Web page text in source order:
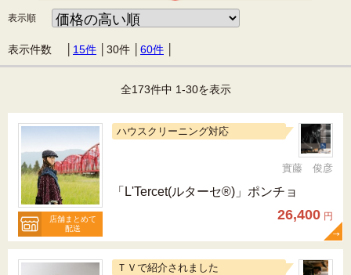
表示順
表示件数 │ 15件 30件 60件
全173件中 1-30を表示
店舗まとめて
配送
ハウスクリーニング対応
實藤 俊彦
「L'Tercet(ルターセ®)」ポンチョ
26,400 円
ＴＶで紹介されました